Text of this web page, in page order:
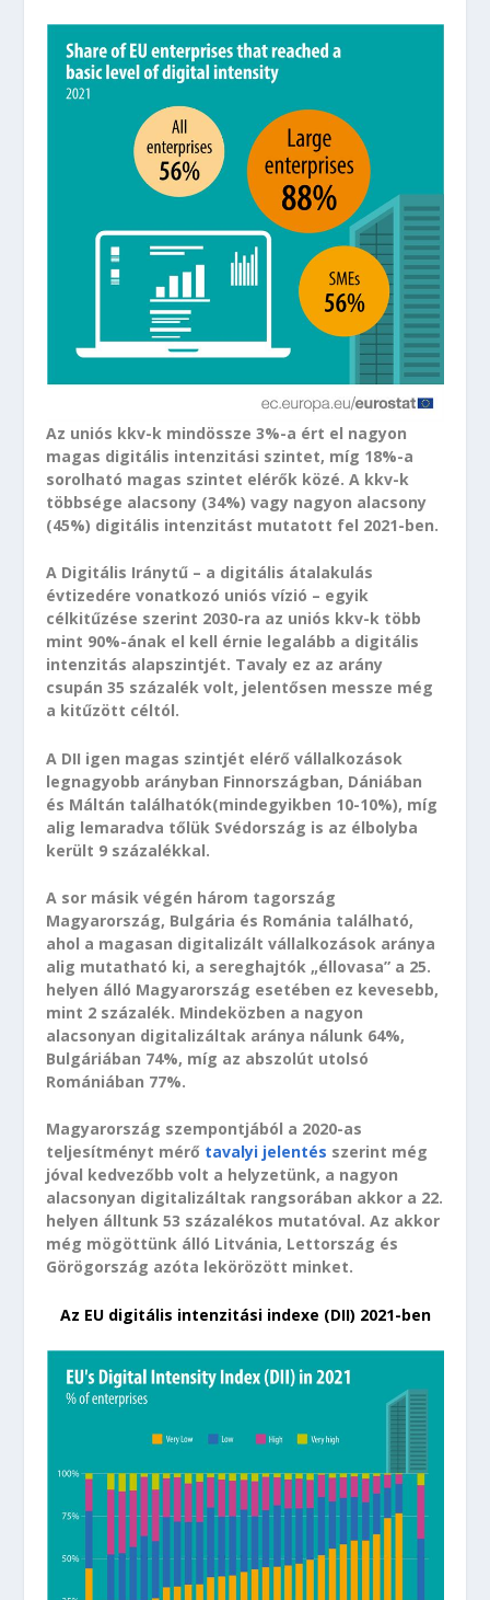
Az uniós kkv-k mindössze 3%-a ért el nagyon
magas digitális intenzitási szintet, míg 18%-a
sorolható magas szintet elérők közé. A kkv-k
többsége alacsony (34%) vagy nagyon alacsony
(45%) digitális intenzitást mutatott fel 2021-ben.
A Digitális Iránytű – a digitális átalakulás
évtizedére vonatkozó uniós vízió – egyik
célkitűzése szerint 2030-ra az uniós kkv-k több
mint 90%-ának el kell érnie legalább a digitális
intenzitás alapszintjét. Tavaly ez az arány
csupán 35 százalék volt, jelentősen messze még
a kitűzött céltól.
A DII igen magas szintjét elérő vállalkozások
legnagyobb arányban Finnországban, Dániában
és Máltán találhatók(mindegyikben 10-10%), míg
alig lemaradva tőlük Svédország is az élbolyba
került 9 százalékkal.
A sor másik végén három tagország
Magyarország, Bulgária és Románia található,
ahol a magasan digitalizált vállalkozások aránya
alig mutatható ki, a sereghajtók „éllovasa” a 25.
helyen álló Magyarország esetében ez kevesebb,
mint 2 százalék. Mindeközben a nagyon
alacsonyan digitalizáltak aránya nálunk 64%,
Bulgáriában 74%, míg az abszolút utolsó
Romániában 77%.
Magyarország szempontjából a 2020-as
teljesítményt mérő tavalyi jelentés szerint még
jóval kedvezőbb volt a helyzetünk, a nagyon
alacsonyan digitalizáltak rangsorában akkor a 22.
helyen álltunk 53 százalékos mutatóval. Az akkor
még mögöttünk álló Litvánia, Lettország és
Görögország azóta lekörözött minket.
Az EU digitális intenzitási indexe (DII) 2021-ben